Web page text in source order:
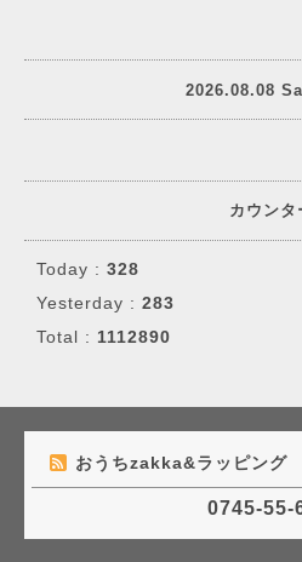
2026.08.08
カウンタ
Today : 328
Yesterday : 283
Total : 1112890
おうちzakka&ラッピン
0745-55-